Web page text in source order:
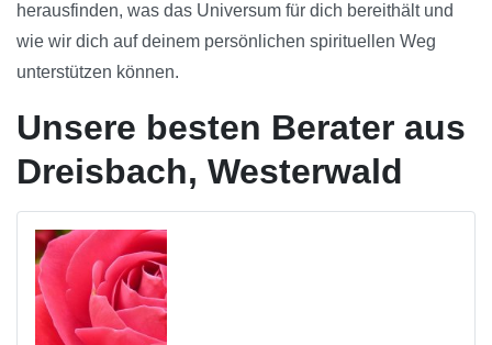
herausfinden, was das Universum für dich bereithält und
wie wir dich auf deinem persönlichen spirituellen Weg
unterstützen können.
Unsere besten Berater aus
Dreisbach, Westerwald